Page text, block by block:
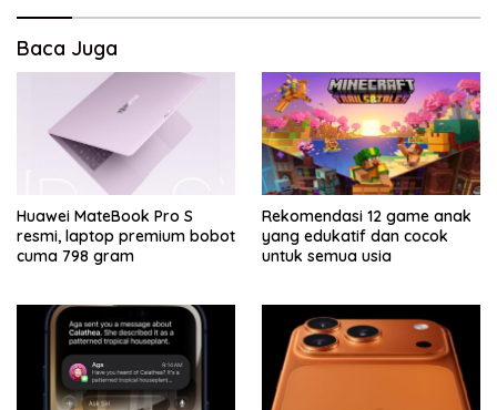
Baca Juga
Huawei MateBook Pro S
resmi, laptop premium bobot
cuma 798 gram
Rekomendasi 12 game anak
yang edukatif dan cocok
untuk semua usia